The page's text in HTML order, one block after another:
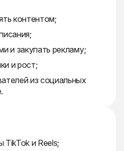
контентом;
и закупать рекламу;
и рост;
из социальных
TikTok и Reels;